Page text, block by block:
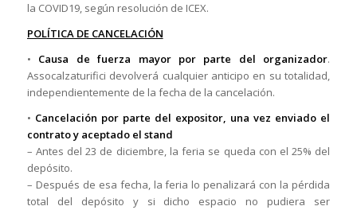
la COVID19, según resolución de ICEX.
POLÍTICA DE CANCELACIÓN
• Causa de fuerza mayor por parte del organizador.
Assocalzaturifici devolverá cualquier anticipo en su totalidad,
independientemente de la fecha de la cancelación.
• Cancelación por parte del expositor, una vez enviado el
contrato y aceptado el stand
– Antes del 23 de diciembre, la feria se queda con el 25% del
depósito.
– Después de esa fecha, la feria lo penalizará con la pérdida
total del depósito y si dicho espacio no pudiera ser